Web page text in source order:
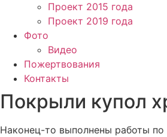
Проект 2015 года
Проект 2019 года
Фото
Видео
Пожертвования
Контакты
Покрыли купол
Наконец-то выполнены работы по